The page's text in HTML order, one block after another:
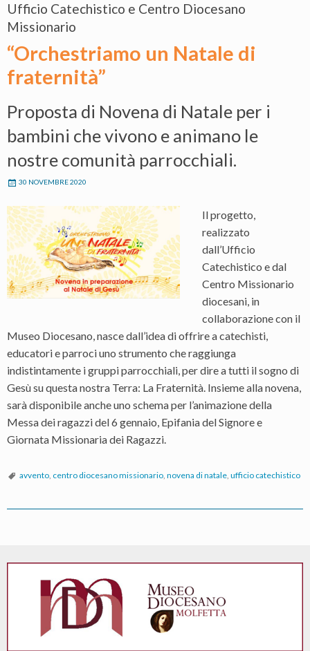
Ufficio Catechistico e Centro Diocesano
Missionario
“Orchestriamo un Natale di
fraternità”
Proposta di Novena di Natale per i
bambini che vivono e animano le
nostre comunità parrocchiali.
30 NOVEMBRE 2020
Il progetto,
realizzato
dall’Ufficio
Catechistico e dal
Centro Missionario
diocesani, in
collaborazione con il
Museo Diocesano, nasce dall’idea di offrire a catechisti,
educatori e parroci uno strumento che raggiunga
indistintamente i gruppi parrocchiali, per dire a tutti il sogno di
Gesù su questa nostra Terra: La Fraternità. Insieme alla novena,
sarà disponibile anche uno schema per l’animazione della
Messa dei ragazzi del 6 gennaio, Epifania del Signore e
Giornata Missionaria dei Ragazzi.
avvento, centro diocesano missionario, novena di natale, ufficio catechistico